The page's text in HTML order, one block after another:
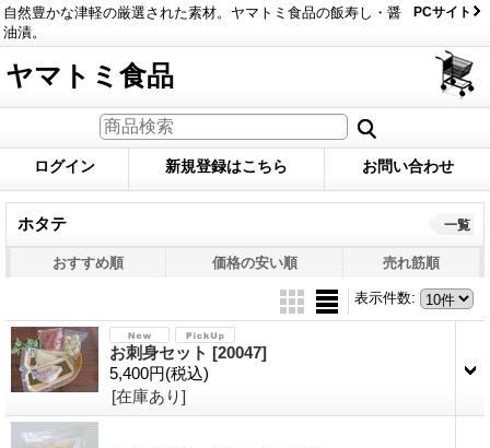
自然豊かな津軽の厳選された素材。ヤマトミ食品の飯寿し・醤
油漬。
PCサイト
ヤマトミ食品
ログイン 新規登録はこちら お問い合わせ
ホタテ 一覧
おすすめ順 価格の安い順 売れ筋順
表示件数:
お刺身セット [20047]
5,400円(税込)
[在庫あり]